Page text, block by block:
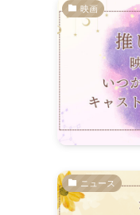
映画
ニュース